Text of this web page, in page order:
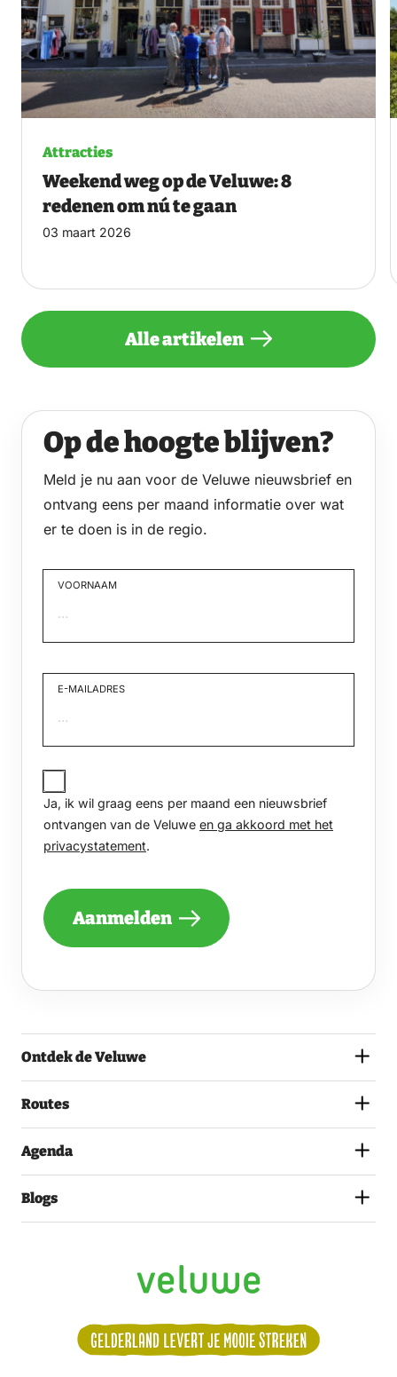
Attracties
Weekend weg op de Veluwe: 8
redenen om nú te gaan
03 maart 2026
Alle artikelen
Op de hoogte blijven?
Meld je nu aan voor de Veluwe nieuwsbrief en
ontvang eens per maand informatie over wat
er te doen is in de regio.
VOORNAAM
E-MAILADRES
JA,
IK
WIL
GRAAG
EENS
PER
EEN
ONTVANGEN
EN
HET
Ja, ik wil graag eens per maand een nieuwsbrief
ontvangen van de Veluwe en ga akkoord met het
privacystatement.
Aanmelden
Ontdek de Veluwe
Routes
Agenda
Blogs